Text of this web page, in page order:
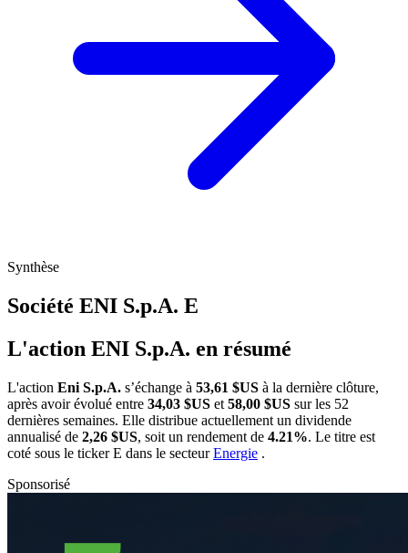
Synthèse
Société ENI S.p.A. E
L'action ENI S.p.A. en résumé
L'action Eni S.p.A. s’échange à 53,61 $US à la dernière clôture,
après avoir évolué entre 34,03 $US et 58,00 $US sur les 52
dernières semaines. Elle distribue actuellement un dividende
annualisé de 2,26 $US, soit un rendement de 4.21%. Le titre est
coté sous le tickerE dans le secteurEnergie .
Sponsorisé